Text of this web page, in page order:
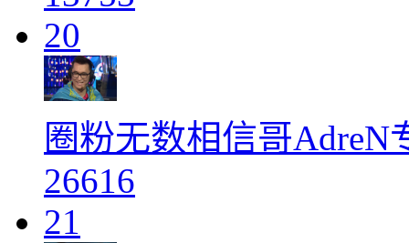
20
圈粉无数相信哥
26616
21